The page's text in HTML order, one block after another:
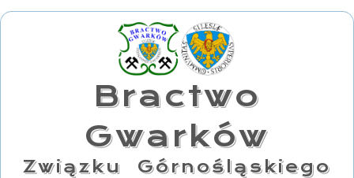
Bractwo
Gwarków
Związku Górnośląskiego